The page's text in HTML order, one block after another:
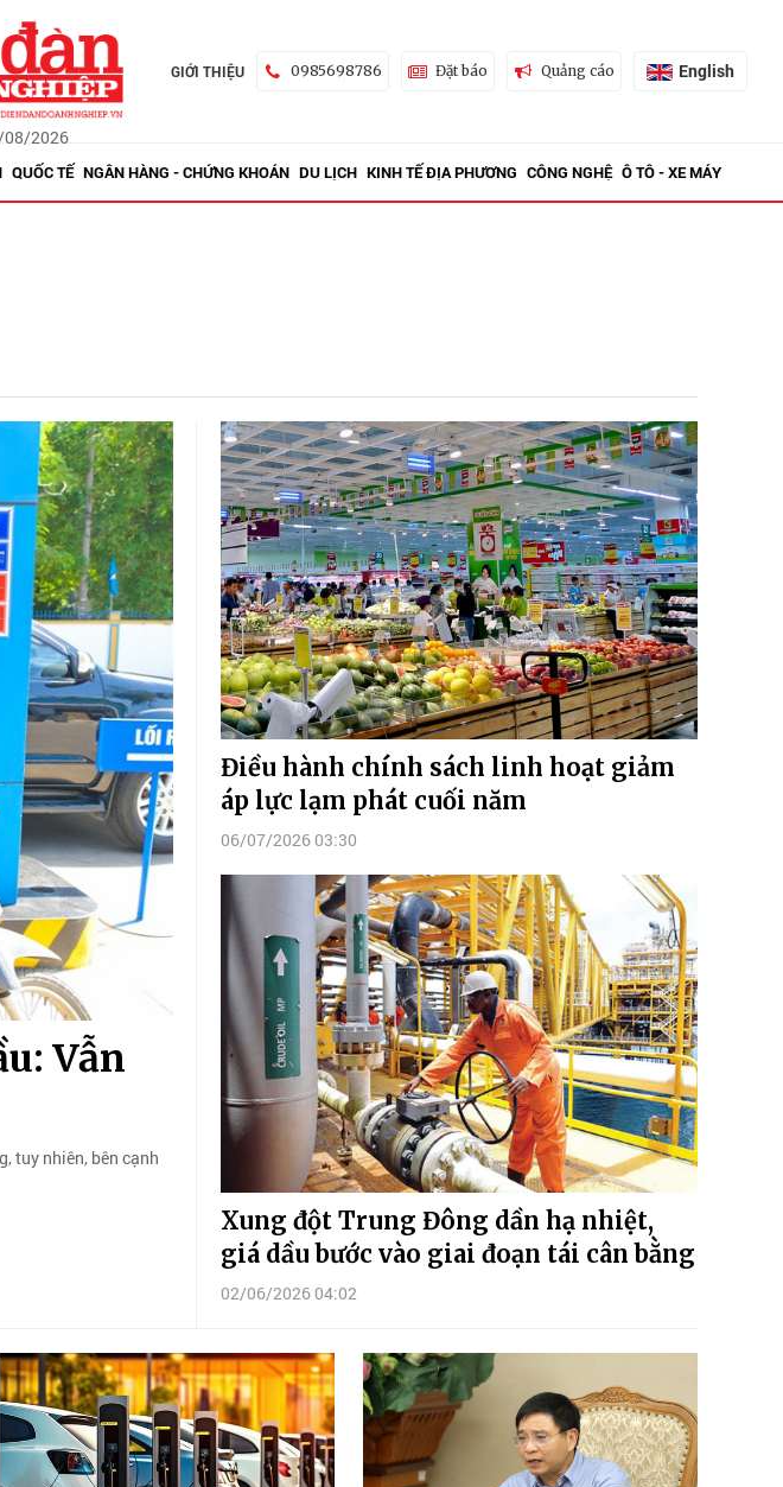
2026
GIỚI THIỆU 0985698786 Đặt báo Quảng cáo English
QUỐC TẾ NGÂN HÀNG - CHỨNG KHOÁN DU LỊCH KINH TẾ ĐỊA PHƯƠNG CÔNG NGHỆ Ô TÔ - XE MÁY
Vẫn
tuy nhiên, bên cạnh
Điều hành chính sách linh hoạt giảm
áp lực lạm phát cuối năm
06/07/2026 03:30
Xung đột Trung Đông dần hạ nhiệt,
giá dầu bước vào giai đoạn tái cân bằng
02/06/2026 04:02